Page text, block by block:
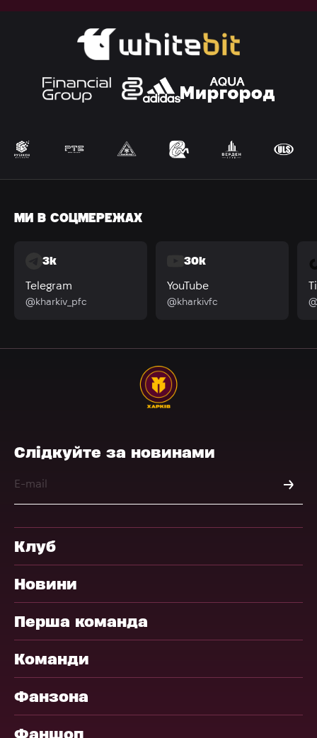
МИ В СОЦМЕРЕЖАХ
3k
Telegram
@kharkiv_pfc
30k
YouTube
@kharkivfc
Слідкуйте за новинами
Клуб
Новини
Перша команда
Команди
Фанзона
Фаншоп